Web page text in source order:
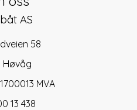
AS
58
Høvåg
MVA
13 438